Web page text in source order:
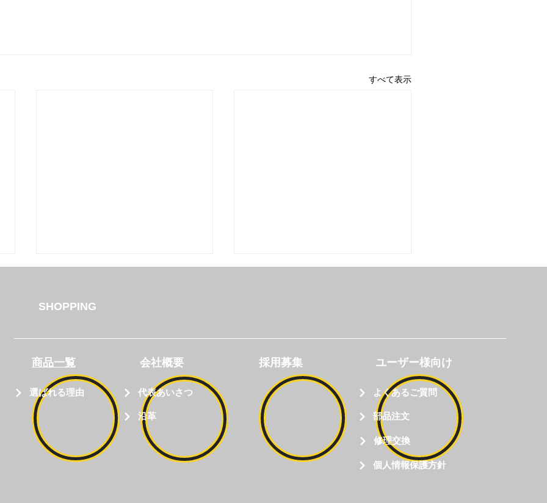
すべて表示
今日のハク🐕#13 今日のハク🐕#12
SHOPPING
​商品一覧
選ばれる理由
会社概要
代表あいさつ
沿革
採用募集 ユーザー様向け
よくあるご質問
部品注文
個人情報保護方針
修理交換